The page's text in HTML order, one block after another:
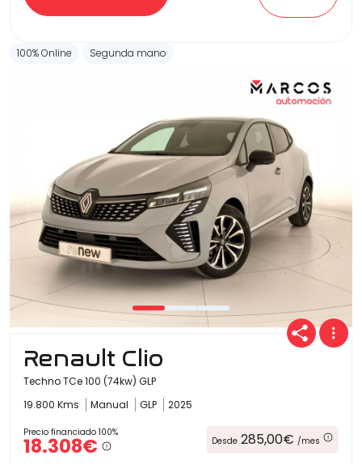
Potencia
Transmisión
Carrocería
100% Online Segunda mano
Renault Clio
Techno TCe 100 (74kw) GLP
19.800 Kms
Manual GLP 2025
Precio financiado 100%
18.308€ Desde 285,00€ /mes